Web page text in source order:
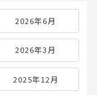
2026年6月
2026年3月
2025年12月